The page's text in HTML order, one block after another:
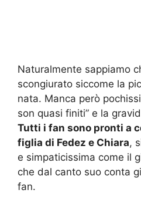
Naturalmente sappiamo
scongiurato siccome la
nata. Manca però
son quasi finiti” e la
Tutti i fan sono pronti a
figlia di Fedez e Chiara,
e simpaticissima come il
che dal canto suo conta
fan.